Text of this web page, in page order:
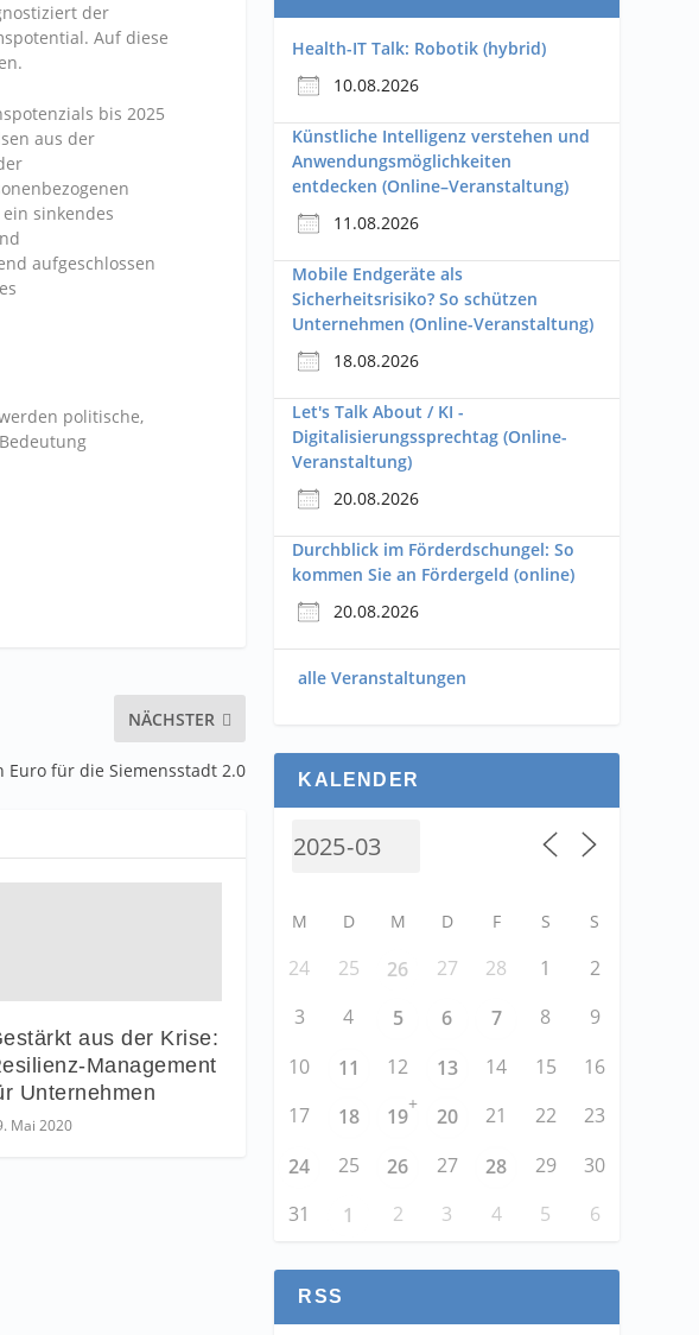
der
Auf diese
bis 2025
aus der
sinkendes
aufgeschlossen
politische,
NÄCHSTER
Euro für die Siemensstadt 2.0
aus der Krise:
Management
Unternehmen
Mai 2020
Health-IT Talk: Robotik (hybrid)
10.08.2026
Künstliche Intelligenz verstehen und
Anwendungsmöglichkeiten
entdecken (Online–Veranstaltung)
11.08.2026
Mobile Endgeräte als
Sicherheitsrisiko? So schützen
Unternehmen (Online-Veranstaltung)
18.08.2026
Let's Talk About / KI -
Digitalisierungssprechtag (Online-
Veranstaltung)
20.08.2026
Durchblick im Förderdschungel: So
kommen Sie an Fördergeld (online)
20.08.2026
alle Veranstaltungen
KALENDER
M D M D F S S
24 25 26 27 28 1
2
3
4 5 6 7 8
9
10
11 12 13 14 15
16
17
18 19
+
20 21 22
23
24
25 26 27 28 29
30
31
1 2 3 4 5 6
RSS